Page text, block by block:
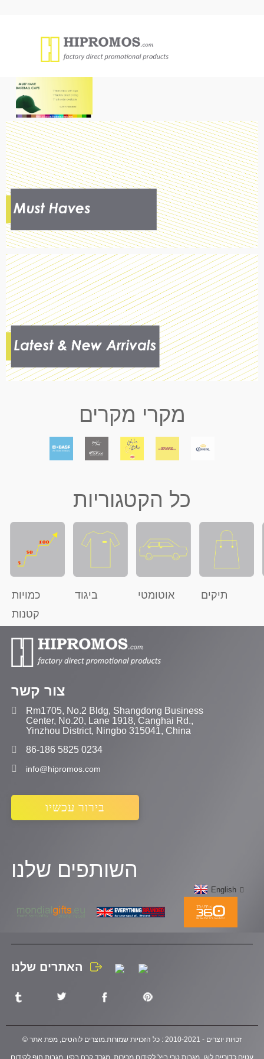
מקרי מקרים
כל הקטגוריות
כמויות
קטנות
ביגוד אוטומטי תיקים
צור קשר
Rm1705, No.2 Bldg, Shangdong Business
Center, No.20, Lane 1918, Canghai Rd.,
Yinzhou District, Ningbo 315041, China
86-186 5825 0234
info@hipromos.com
בירור עכשיו
השותפים שלנו
English
האתרים שלנו
© זכויות יוצרים - 2010-2021 : כל הזכויות שמורות. מוצרים לוהטים, מפת אתר
עטים כדוריים לוגו מגבות טרי ביץ' לקידום מכירות מגרד קרח בסין מגבות חוף לקידום